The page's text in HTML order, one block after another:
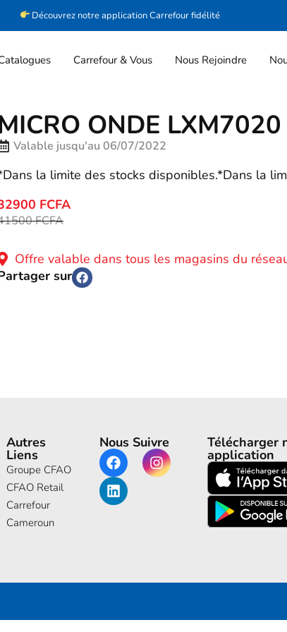
Découvrez notre application Carrefour fidélité
Carrefour & Vous Nous Rejoindre
ONDE LXM7020
Valable jusqu'au 06/07/2022
la limite des stocks disponibles.*Dans la
FCFA
FCFA
Offre valable dans tous les magasins du
sur
Autres
Liens
Groupe CFAO
CFAO Retail
Carrefour
Cameroun
Nous Suivre Télécharger
application